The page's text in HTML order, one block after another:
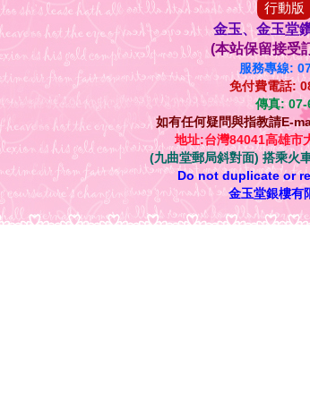
行動版
金玉、金玉堂
(本站保留接受
服務專線:
免付費電話:
傳真:
如有任何疑問與指教請E-
地址:台灣84041高雄市
(九曲堂郵局斜對面) 搭乘火
Do not duplicate or
金玉堂銀樓有